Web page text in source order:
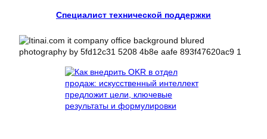
Специалист технической поддержки